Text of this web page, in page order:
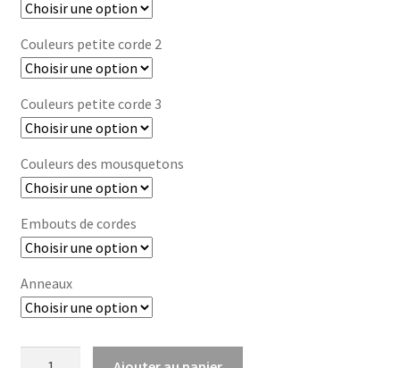
Couleurs petite corde 2
Couleurs petite corde 3
Couleurs des mousquetons
Embouts de cordes
Anneaux